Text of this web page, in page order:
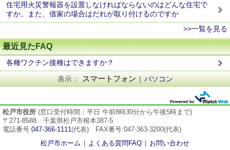
住宅用火災警報器を設置しなければならないのはどんな住宅で
すか。また、借家の場合はだれが取り付けるのですか
>>一覧を見る
最近見たFAQ
各種ワクチン接種はできますか？
表示： スマートフォン | パソコン
松戸市役所 (窓口受付時間：平日 午前8時30分から午後5時まで)
〒271-8588 千葉県松戸市根本387-5
電話番号:047-366-1111(代表) FAX番号:047-363-3200(代表)
松戸市ホーム
よくある質問FAQ お問い合わせ